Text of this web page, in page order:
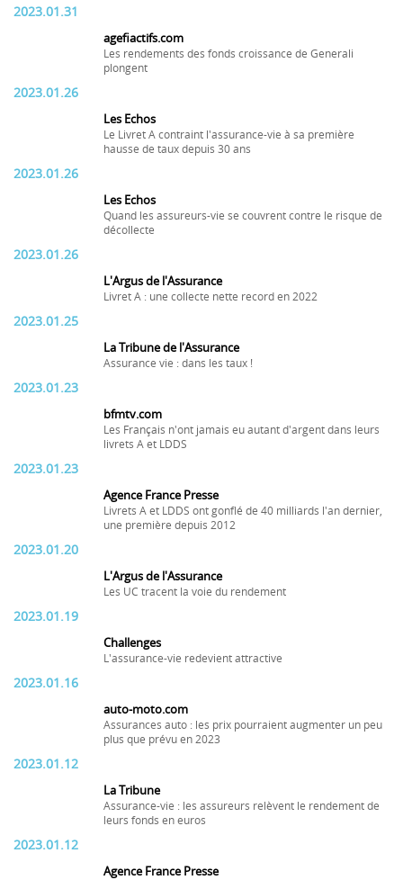
2023.01.31
agefiactifs.com
Les rendements des fonds croissance de Generali
plongent
2023.01.26
Les Echos
Le Livret A contraint l'assurance-vie à sa première
hausse de taux depuis 30 ans
2023.01.26
Les Echos
Quand les assureurs-vie se couvrent contre le risque de
décollecte
2023.01.26
L'Argus de l'Assurance
Livret A : une collecte nette record en 2022
2023.01.25
La Tribune de l'Assurance
Assurance vie : dans les taux !
2023.01.23
bfmtv.com
Les Français n'ont jamais eu autant d'argent dans leurs
livrets A et LDDS
2023.01.23
Agence France Presse
Livrets A et LDDS ont gonflé de 40 milliards l'an dernier,
une première depuis 2012
2023.01.20
L'Argus de l'Assurance
Les UC tracent la voie du rendement
2023.01.19
Challenges
L'assurance-vie redevient attractive
2023.01.16
auto-moto.com
Assurances auto : les prix pourraient augmenter un peu
plus que prévu en 2023
2023.01.12
La Tribune
Assurance-vie : les assureurs relèvent le rendement de
leurs fonds en euros
2023.01.12
Agence France Presse